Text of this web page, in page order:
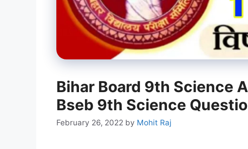
Bihar Board 9th Science
Bseb 9th Science
February 26, 2022 by Mohit Raj